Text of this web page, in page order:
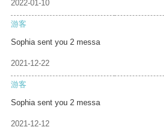
2022-01-10
游客
Sophia sent you 2 messa
2021-12-22
游客
Sophia sent you 2 messa
2021-12-12